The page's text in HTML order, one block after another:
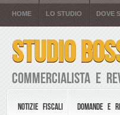
HOME LO STUDIO DOVE
STUDIO
Commercialista e
NOTIZIE FISCALI DOMANDE E